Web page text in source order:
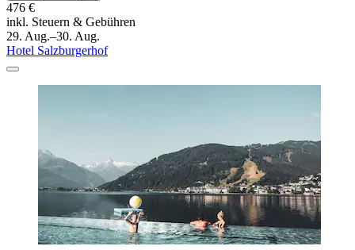
476 €
inkl. Steuern & Gebühren
29. Aug.–30. Aug.
Hotel Salzburgerhof